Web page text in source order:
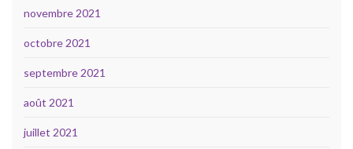
novembre 2021
octobre 2021
septembre 2021
août 2021
juillet 2021